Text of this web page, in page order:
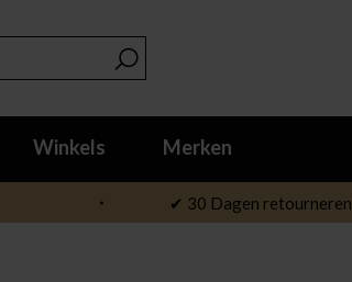
Winkels Merken
✔ 30 Dagen retourneren